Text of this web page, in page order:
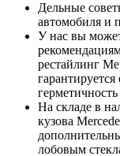
Дельные
автомобиля и
У нас вы
рестайлинг
герметичность
На складе в
кузова
лобовым